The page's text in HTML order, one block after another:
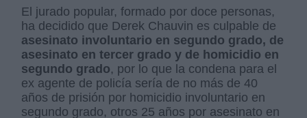
El jurado popular, formado por doce personas,
ha decidido que Derek Chauvin es culpable de
asesinato involuntario en segundo grado, de
asesinato en tercer grado y de homicidio en
segundo grado, por lo que la condena para el
ex agente de policía sería de no más de 40
años de prisión por homicidio involuntario en
segundo grado, otros 25 años por asesinato en